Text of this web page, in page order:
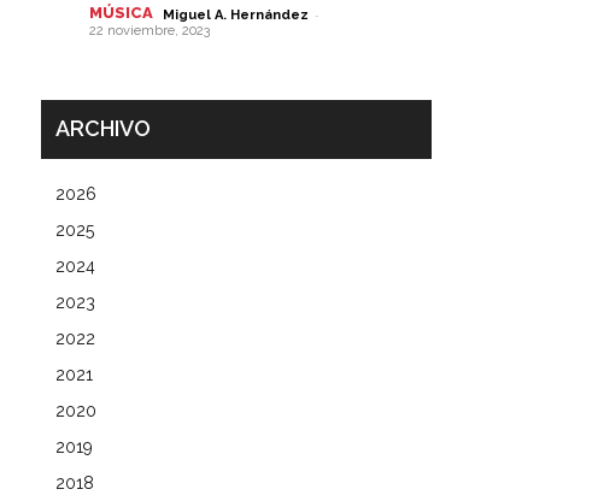
MÚSICA Miguel A. Hernández -
22 noviembre, 2023
ARCHIVO
2026
2025
2024
2023
2022
2021
2020
2019
2018